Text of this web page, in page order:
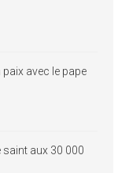
avec le pape
saint aux 30 000